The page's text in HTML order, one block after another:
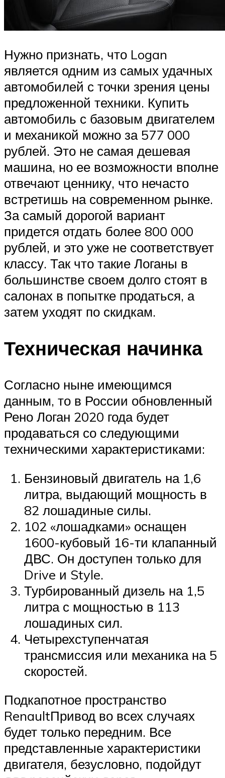
Нужно признать, что Logan
является одним из самых удачных
автомобилей с точки зрения цены
предложенной техники. Купить
автомобиль с базовым двигателем
и механикой можно за 577 000
рублей. Это не самая дешевая
машина, но ее возможности вполне
отвечают ценнику, что нечасто
встретишь на современном рынке.
За самый дорогой вариант
придется отдать более 800 000
рублей, и это уже не соответствует
классу. Так что такие Логаны в
большинстве своем долго стоят в
салонах в попытке продаться, а
затем уходят по скидкам.
Техническая начинка
Согласно ныне имеющимся
данным, то в России обновленный
Рено Логан 2020 года будет
продаваться со следующими
техническими характеристиками:
Бензиновый двигатель на 1,6
литра, выдающий мощность в
82 лошадиные силы.
102 «лошадками» оснащен
1600-кубовый 16-ти клапанный
ДВС. Он доступен только для
Drive и Style.
Турбированный дизель на 1,5
литра с мощностью в 113
лошадиных сил.
Четырехступенчатая
трансмиссия или механика на 5
скоростей.
Подкапотное пространство
RenaultПривод во всех случаях
будет только передним. Все
представленные характеристики
двигателя, безусловно, подойдут